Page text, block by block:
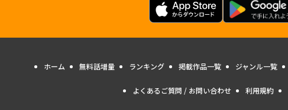
ホーム 無料話増量 ランキング 掲載作品一覧 ジャンル一覧
よくあるご質問 / お問い合わせ 利用規約